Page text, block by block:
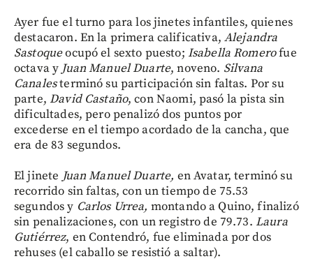
Ayer fue el turno para los jinetes infantiles, quienes
destacaron. En la primera calificativa, Alejandra
Sastoqueocupó el sexto puesto; Isabella Romerofue
octava y Juan Manuel Duarte, noveno. Silvana
Canalesterminó su participación sin faltas. Por su
parte,David Castaño, con Naomi, pasó la pista sin
dificultades, pero penalizó dos puntos por
excederse en el tiempo acordado de la cancha, que
era de 83 segundos.
El jinete Juan Manuel Duarte, en Avatar, terminó su
recorrido sin faltas, con un tiempo de 75.53
segundos y Carlos Urrea, montando a Quino, finalizó
sin penalizaciones, con un registro de 79.73. Laura
Gutiérrez, en Contendró, fue eliminada por dos
rehuses (el caballo se resistió a saltar).